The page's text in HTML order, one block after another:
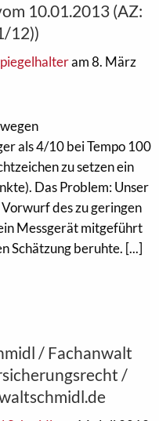
10.01.2013 (AZ:
12))
am 8. März
als 4/10 bei Tempo 100
zu setzen ein
Das Problem: Unser
des zu geringen
Messgerät mitgeführt
Schätzung beruhte. [...]
/ Fachanwalt
/